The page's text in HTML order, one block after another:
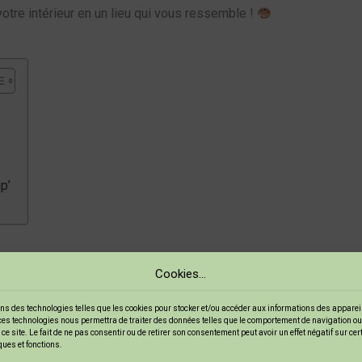
Cookies...
des technologies telles que les cookies pour stocker et/ou accéder aux informations des
technologies nous permettra de traiter des données telles que le comportement de navigation
site. Le fait de ne pas consentir ou de retirer son consentement peut avoir un effet négatif sur
et fonctions.
intérieur en un lieu qui vous ressemble !
mode de vie qui permet de donner une seconde vie à des
créer une déco unique et imaginative.